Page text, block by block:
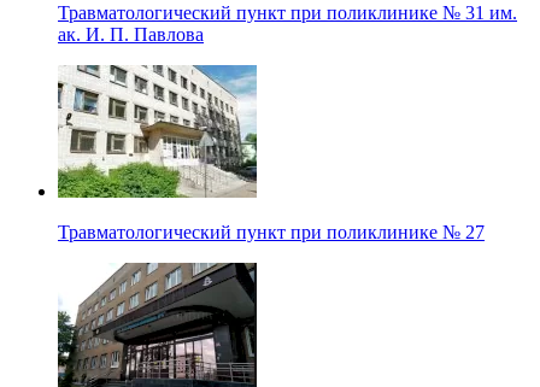
Травматологический пункт при поликлинике № 31 им.
ак. И. П. Павлова
Травматологический пункт при поликлинике № 27